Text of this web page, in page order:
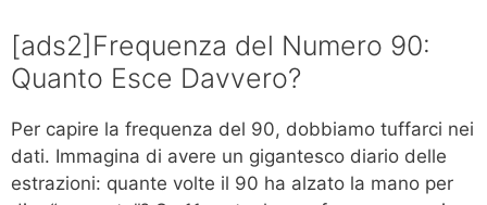
[ads2]Frequenza del Numero 90:
Quanto Esce Davvero?
Per capire la frequenza del 90, dobbiamo tuffarci nei
dati. Immagina di avere un gigantesco diario delle
estrazioni: quante volte il 90 ha alzato la mano per